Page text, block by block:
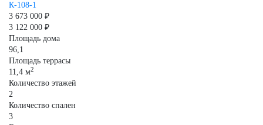
К-108-1
3 673 000 ₽
3 122 000 ₽
Площадь дома
96,1
Площадь террасы
11,4 м2
Количество этажей
2
Количество спален
3